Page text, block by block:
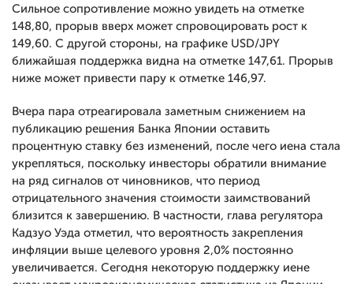
Сильное сопротивление можно увидеть на отметке
148,80, прорыв вверх может спровоцировать рост к
149,60. С другой стороны, на графике USD/JPY
ближайшая поддержка видна на отметке 147,61. Прорыв
ниже может привести пару к отметке 146,97.
Вчера пара отреагировала заметным снижением на
публикацию решения Банка Японии оставить
процентную ставку без изменений, после чего иена стала
укрепляться, поскольку инвесторы обратили внимание
на ряд сигналов от чиновников, что период
отрицательного значения стоимости заимствований
близится к завершению. В частности, глава регулятора
Кадзуо Уэда отметил, что вероятность закрепления
инфляции выше целевого уровня 2,0% постоянно
увеличивается. Сегодня некоторую поддержку иене